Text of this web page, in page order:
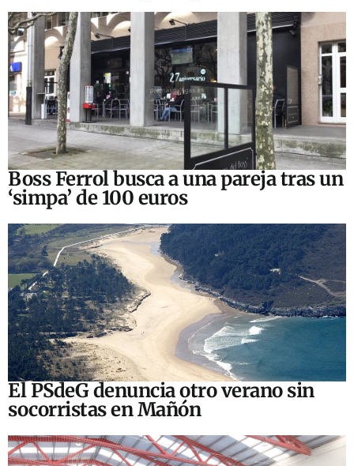
Boss Ferrol busca a una pareja tras un
‘simpa’ de 100 euros
El PSdeG denuncia otro verano sin
socorristas en Mañón